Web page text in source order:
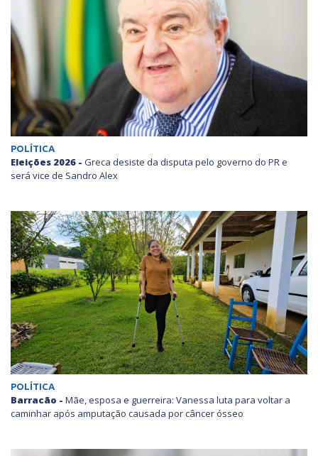
POLÍTICA
Eleições 2026 - Greca desiste da disputa pelo governo do PR e
será vice de Sandro Alex
POLÍTICA
Barracão - Mãe, esposa e guerreira: Vanessa luta para voltar a
caminhar após amputação causada por câncer ósseo